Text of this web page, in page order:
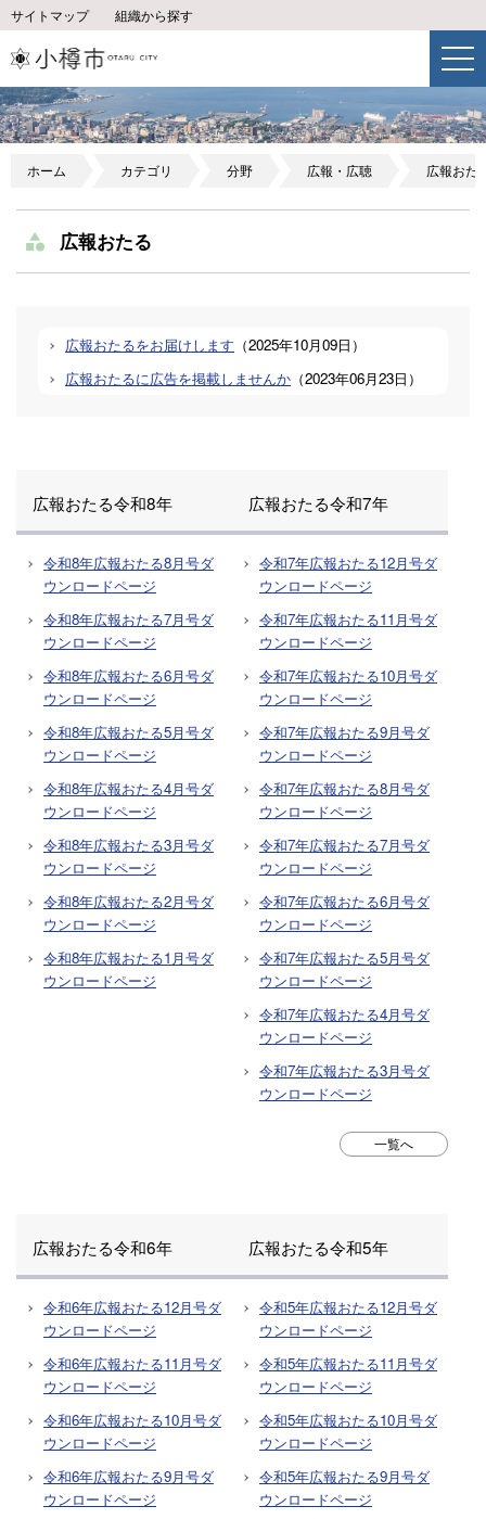
サイトマップ 組織から探す
ホーム カテゴリ 分野 広報・広聴 広報おた
広報おたる
広報おたるをお届けします （2025年10月09日 ）
広報おたるに広告を掲載しませんか （2023年06月23日 ）
広報おたる令和8年
令和8年広報おたる8月号ダ
ウンロードページ
令和8年広報おたる7月号ダ
ウンロードページ
令和8年広報おたる6月号ダ
ウンロードページ
令和8年広報おたる5月号ダ
ウンロードページ
令和8年広報おたる4月号ダ
ウンロードページ
令和8年広報おたる3月号ダ
ウンロードページ
令和8年広報おたる2月号ダ
ウンロードページ
令和8年広報おたる1月号ダ
ウンロードページ
広報おたる令和7年
令和7年広報おたる12月号ダ
ウンロードページ
令和7年広報おたる11月号ダ
ウンロードページ
令和7年広報おたる10月号ダ
ウンロードページ
令和7年広報おたる9月号ダ
ウンロードページ
令和7年広報おたる8月号ダ
ウンロードページ
令和7年広報おたる7月号ダ
ウンロードページ
令和7年広報おたる6月号ダ
ウンロードページ
令和7年広報おたる5月号ダ
ウンロードページ
令和7年広報おたる4月号ダ
ウンロードページ
令和7年広報おたる3月号ダ
ウンロードページ
一覧へ
広報おたる令和6年
令和6年広報おたる12月号ダ
ウンロードページ
令和6年広報おたる11月号ダ
ウンロードページ
令和6年広報おたる10月号ダ
ウンロードページ
令和6年広報おたる9月号ダ
ウンロードページ
広報おたる令和5年
令和5年広報おたる12月号ダ
ウンロードページ
令和5年広報おたる11月号ダ
ウンロードページ
令和5年広報おたる10月号ダ
ウンロードページ
令和5年広報おたる9月号ダ
ウンロードページ